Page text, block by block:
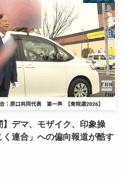
】デマ、モザイク、印象操
連合」への偏向報道が酷す